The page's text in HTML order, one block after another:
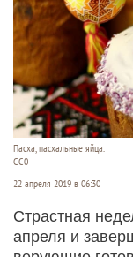
Пасха, пасхальные яйца.
СС0
22 апреля 2019 в 06:30
Страстная
апреля и